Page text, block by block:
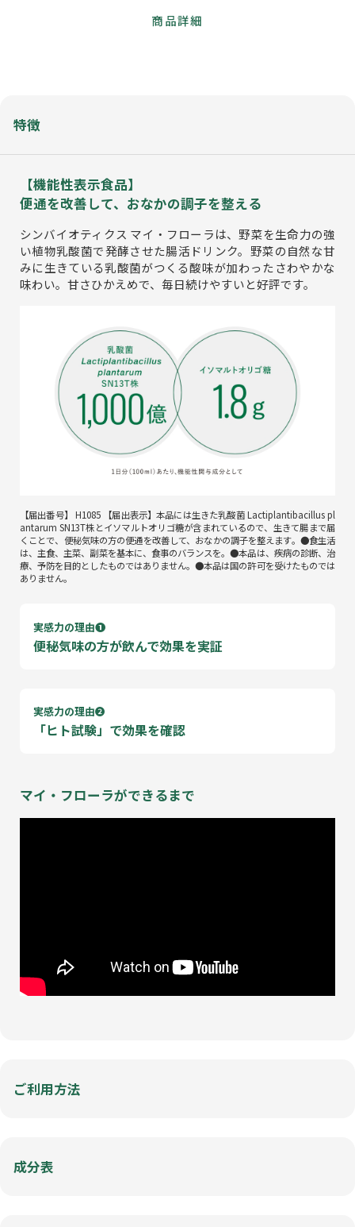
商品詳細
特徴
【機能性表示食品】
便通を改善して、おなかの調子を整える
シンバイオティクス マイ・フローラは、野菜を生命力の強
い植物乳酸菌で発酵させた腸活ドリンク。野菜の自然な甘
みに生きている乳酸菌がつくる酸味が加わったさわやかな
味わい。甘さひかえめで、毎日続けやすいと好評です。
【届出番号】 H1085 【届出表示】本品には生きた乳酸菌Lactiplantibacillus pl
antarum SN13T株とイソマルトオリゴ糖が含まれているので、生きて腸まで届
くことで、便秘気味の方の便通を改善して、おなかの調子を整えます。●食生活
は、主食、主菜、副菜を基本に、食事のバランスを。●本品は、疾病の診断、治
療、予防を目的としたものではありません。●本品は国の許可を受けたものでは
ありません。
実感力の理由❶
便秘気味の方が飲んで効果を実証
実感力の理由❷
「ヒト試験」で効果を確認
マイ・フローラができるまで
ご利用方法
成分表